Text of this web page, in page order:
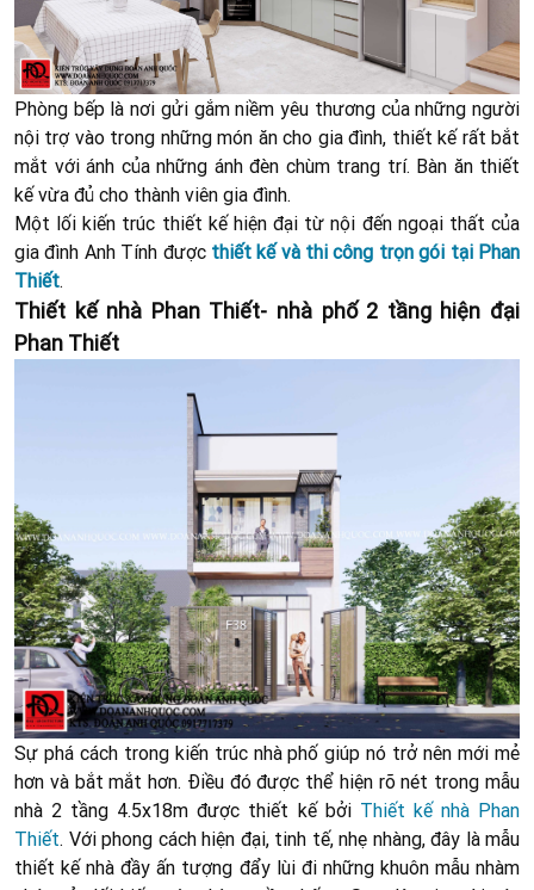
Phòng bếp là nơi gửi gắm niềm yêu thương của những người
nội trợ vào trong những món ăn cho gia đình, thiết kế rất bắt
mắt với ánh của những ánh đèn chùm trang trí. Bàn ăn thiết
kế vừa đủ cho thành viên gia đình.
Một lối kiến trúc thiết kế hiện đại từ nội đến ngoại thất của
gia đình Anh Tính được thiết kế và thi công trọn gói tại Phan
Thiết.
Thiết kế nhà Phan Thiết- nhà phố 2 tầng hiện đại
Phan Thiết
Sự phá cách trong kiến trúc nhà phố giúp nó trở nên mới mẻ
hơn và bắt mắt hơn. Điều đó được thể hiện rõ nét trong mẫu
nhà 2 tầng 4.5x18m được thiết kế bởi Thiết kế nhà Phan
Thiết. Với phong cách hiện đại, tinh tế, nhẹ nhàng, đây là mẫu
thiết kế nhà đầy ấn tượng đẩy lùi đi những khuôn mẫu nhàm